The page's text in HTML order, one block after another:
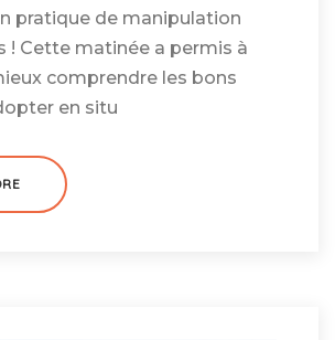
pratique de manipulation
! Cette matinée a permis à
comprendre les bons
en situ